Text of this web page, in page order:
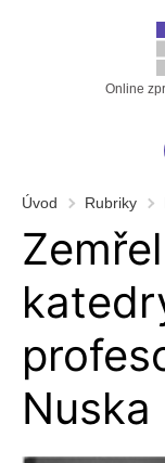
Online
Úvod Rubriky
Nuska